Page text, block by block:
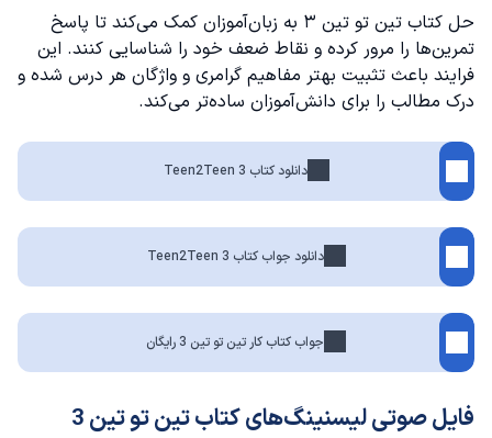
حل کتاب تین تو تین ۳ به زبان‌آموزان کمک می‌کند تا پاسخ
تمرین‌ها را مرور کرده و نقاط ضعف خود را شناسایی کنند. این
فرایند باعث تثبیت بهتر مفاهیم گرامری و واژگان هر درس شده و
درک مطالب را برای دانش‌آموزان ساده‌تر می‌کند.
دانلود کتاب Teen2Teen 3
دانلود جواب کتاب Teen2Teen 3
جواب کتاب کار تین تو تین 3 رایگان
فایل صوتی لیسنینگ‌های کتاب تین تو تین 3